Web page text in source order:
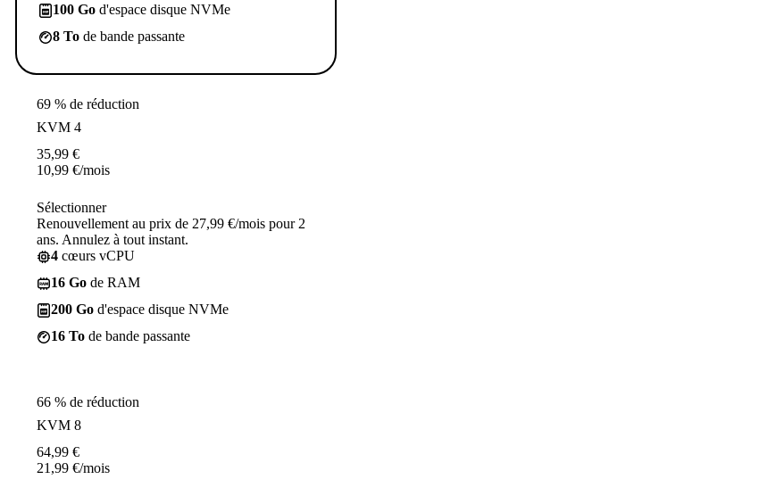
100 Go d'espace disque NVMe
8 To de bande passante
69 % de réduction
KVM 4
35,99 €
10,99 €/mois
Sélectionner
Renouvellement au prix de 27,99 €/mois pour 2
ans. Annulez à tout instant.
4 cœurs vCPU
16 Go de RAM
200 Go d'espace disque NVMe
16 To de bande passante
66 % de réduction
KVM 8
64,99 €
21,99 €/mois